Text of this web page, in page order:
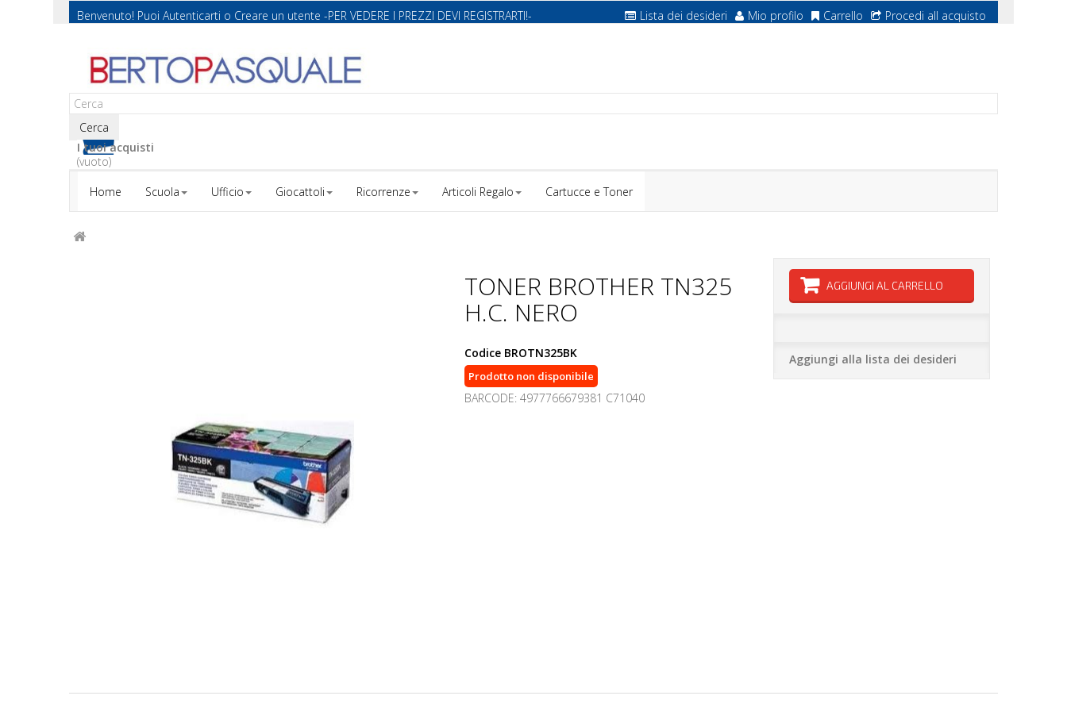
Benvenuto! Puoi Autenticarti o Creare un utente -PER VEDERE I PREZZI DEVI REGISTRARTI!- Lista dei desideri Mio profilo Carrello Procedi all acquisto
Cerca
I tuoi acquisti
(vuoto)
Home
Scuola Ufficio Giocattoli Ricorrenze Articoli Regalo Cartucce e Toner
TONER BROTHER TN325
H.C. NERO
Codice BROTN325BK
Prodotto non disponibile
BARCODE: 4977766679381 C71040
AGGIUNGI AL CARRELLO
Aggiungi alla lista dei desideri